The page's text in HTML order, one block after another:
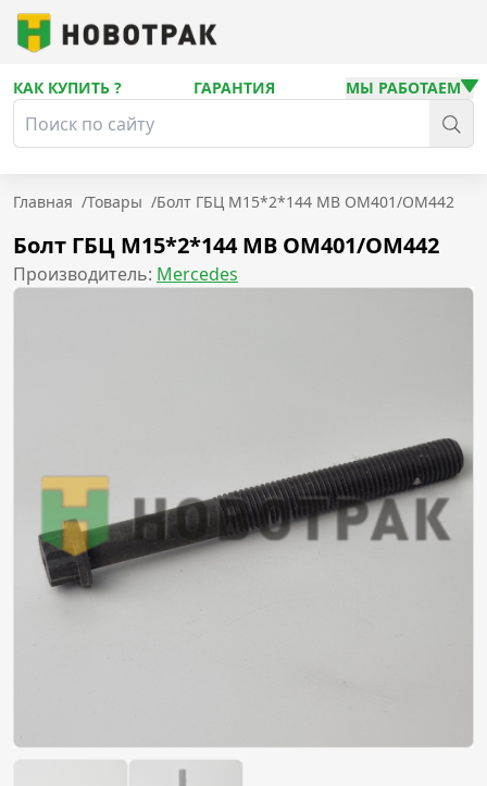
КАК КУПИТЬ ? ГАРАНТИЯ МЫ РАБОТАЕМ
Главная /Товары /Болт ГБЦ М15*2*144 MB OM401/OM442
Болт ГБЦ М15*2*144 MB OM401/OM442
Производитель: Mercedes